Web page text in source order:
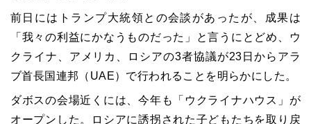
前日にはトランプ大統領との会談があったが、成果は
「我々の利益にかなうものだった」と言うにとどめ、ウ
クライナ、アメリカ、ロシアの3者協議が23日からアラ
ブ首長国連邦（UAE）で行われることを明らかにした。
ダボスの会場近くには、今年も「ウクライナハウス」が
オープンした。ロシアに誘拐された子どもたちを取り戻